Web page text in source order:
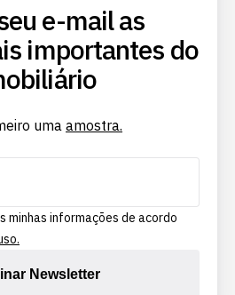
e-mail as
importantes do
uma amostra.
minhas informações de acordo
Newsletter